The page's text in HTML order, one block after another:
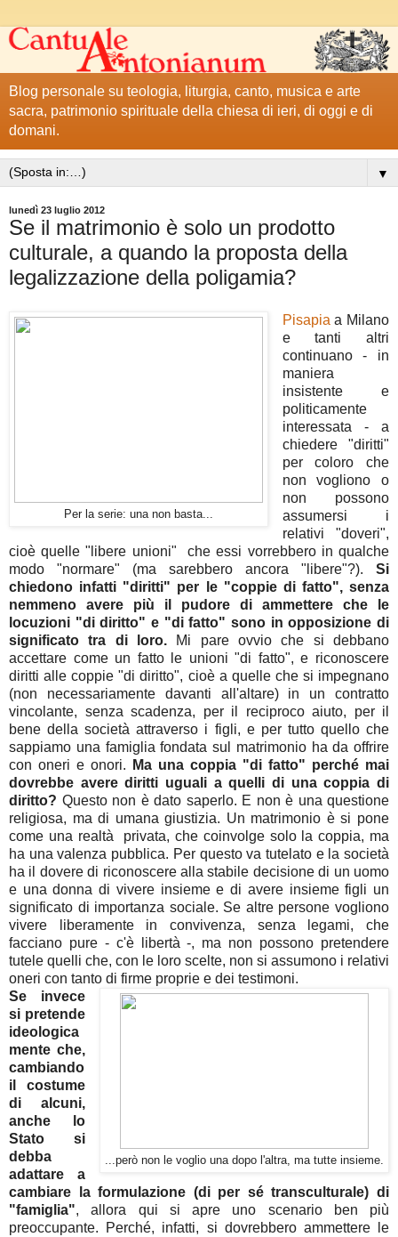
Blog personale su teologia, liturgia, canto, musica e arte
sacra, patrimonio spirituale della chiesa di ieri, di oggi e di
domani.
▼
lunedì 23 luglio 2012
Se il matrimonio è solo un prodotto
culturale, a quando la proposta della
legalizzazione della poligamia?
Per la serie: una non basta...
Pisapiaa Milano
e tanti altri
continuano - in
maniera
insistente e
politicamente
interessata - a
chiedere "diritti"
per coloro che
non vogliono o
non possono
assumersi i
relativi "doveri",
cioè quelle "libere unioni" che essi vorrebbero in qualche
modo "normare" (ma sarebbero ancora "libere"?). Si
chiedono infatti "diritti" per le "coppie di fatto", senza
nemmeno avere più il pudore di ammettere che le
locuzioni "di diritto" e "di fatto" sono in opposizione di
significato tra di loro. Mi pare ovvio che si debbano
accettare come un fatto le unioni "di fatto", e riconoscere
diritti alle coppie "di diritto", cioè a quelle che si impegnano
(non necessariamente davanti all'altare) in un contratto
vincolante, senza scadenza, per il reciproco aiuto, per il
bene della società attraverso i figli, e per tutto quello che
sappiamo una famiglia fondata sul matrimonio ha da offrire
con oneri e onori.
Ma una coppia "di fatto" perché mai
dovrebbe avere diritti uguali a quelli di una coppia di
diritto? Questo non è dato saperlo. E non è una questione
religiosa, ma di umana giustizia. Un matrimonio è si pone
come una realtà privata, che coinvolge solo la coppia, ma
ha una valenza pubblica. Per questo va tutelato e la società
ha il dovere di riconoscere alla stabile decisione di un uomo
e una donna di vivere insieme e di avere insieme figli un
significato di importanza sociale. Se altre persone vogliono
vivere liberamente in convivenza, senza legami, che
facciano pure - c'è libertà -, ma non possono pretendere
tutele quelli che, con le loro scelte, non si assumono i relativi
oneri con tanto di firme proprie e dei testimoni.
...però non le voglio una dopo l'altra, ma tutte insieme.
Se invece
si pretende
ideologica
mente che,
cambiando
il costume
di alcuni,
anche lo
Stato si
debba
adattare a
cambiare la formulazione (di per sé transculturale) di
"famiglia", allora qui si apre uno scenario ben più
preoccupante. Perché, infatti, si dovrebbero ammettere le